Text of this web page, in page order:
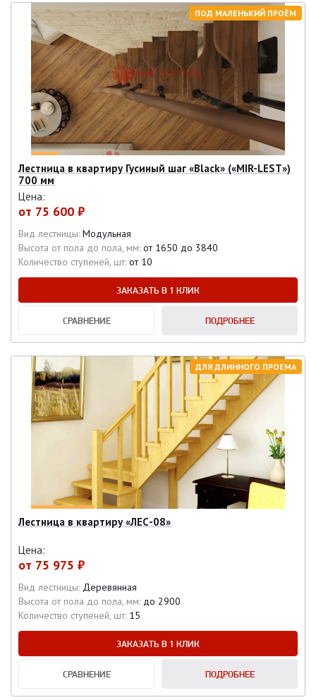
ПОД МАЛЕНЬКИЙ ПРОЁМ
Лестница в квартиру Гусиный шаг «Black» («MIR-LEST»)
700 мм
Цена:
от 75 600 ₽
Вид лестницы: Модульная
Высота от пола до пола, мм: от 1650 до 3840
Количество ступеней, шт: от 10
ЗАКАЗАТЬ В 1 КЛИК
СРАВНЕНИЕ ПОДРОБНЕЕ
ДЛЯ ДЛИННОГО ПРОЕМА
Лестница в квартиру «ЛЕС-08»
Цена:
от 75 975 ₽
Вид лестницы: Деревянная
Высота от пола до пола, мм: до 2900
Количество ступеней, шт: 15
ЗАКАЗАТЬ В 1 КЛИК
СРАВНЕНИЕ ПОДРОБНЕЕ